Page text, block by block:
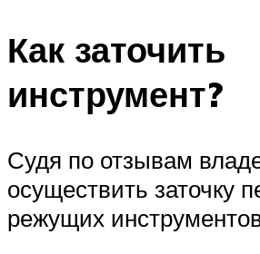
Как заточить
инструмент?
Судя по отзывам
осуществить заточку
режущих